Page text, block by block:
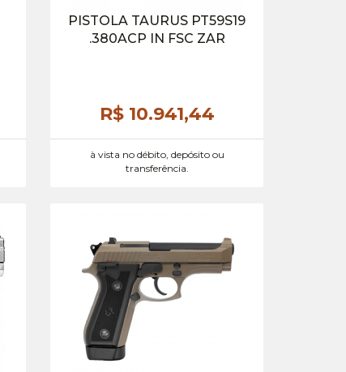
PISTOLA TAURUS PT59S19
.380ACP IN FSC ZAR
R$ 10.941,44
à vista no débito, depósito ou
transferência.